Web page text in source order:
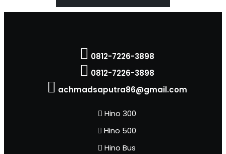
0812-7226-3898
0812-7226-3898
achmadsaputra86@gmail.com
Hino 300
Hino 500
Hino Bus